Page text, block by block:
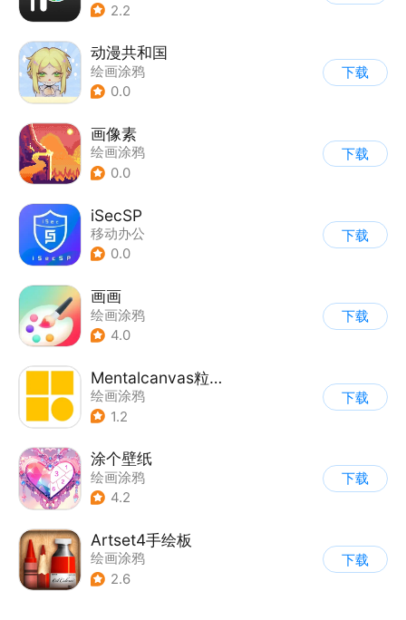
2.2
动漫共和国
绘画涂鸦
0.0
下载
画像素
绘画涂鸦
0.0
下载
iSecSP
移动办公
0.0
下载
画画
绘画涂鸦
4.0
下载
Mentalcanvas粒子绘画
绘画涂鸦
1.2
下载
涂个壁纸
绘画涂鸦
4.2
下载
Artset4手绘板
绘画涂鸦
2.6
下载